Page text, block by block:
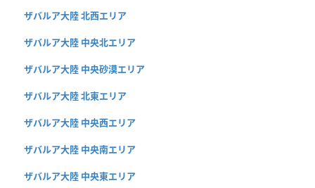
ザバルア大陸 北西エリア
ザバルア大陸 中央北エリア
ザバルア大陸 中央砂漠エリア
ザバルア大陸 北東エリア
ザバルア大陸 中央西エリア
ザバルア大陸 中央南エリア
ザバルア大陸 中央東エリア